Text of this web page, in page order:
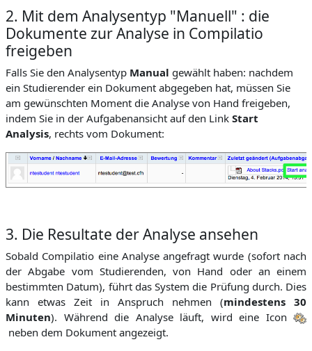
2. Mit dem Analysentyp "Manuell" : die
Dokumente zur Analyse in Compilatio
freigeben
Falls Sie den Analysentyp Manual gewählt haben: nachdem
ein Studierender ein Dokument abgegeben hat, müssen Sie
am gewünschten Moment die Analyse von Hand freigeben,
indem Sie in der Aufgabenansicht auf den Link Start
Analysis, rechts vom Dokument:
3. Die Resultate der Analyse ansehen
Sobald Compilatio eine Analyse angefragt wurde (sofort nach
der Abgabe vom Studierenden, von Hand oder an einem
bestimmten Datum), führt das System die Prüfung durch. Dies
kann etwas Zeit in Anspruch nehmen (mindestens 30
Minuten). Während die Analyse läuft, wird eine Icon
neben dem Dokument angezeigt.